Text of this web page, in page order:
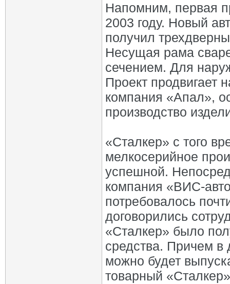
Напомним, первая
2003 году. Новый
получил
Несущая рама
сечением. Для
Проект продвигает
компания «Апал»,
производство
«Сталкер» с того
мелкосерийное
успешной.
компания «ВИС-
потребовалось
договорились
«Сталкер» было
средства. Причем в
можно будет
товарный